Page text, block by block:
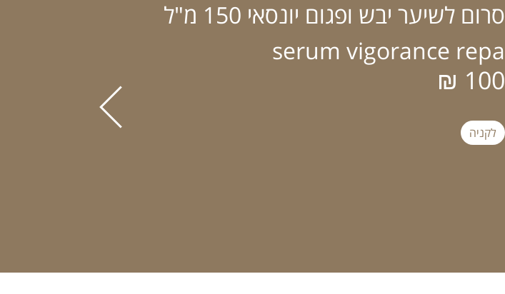
סרום לשיער יבש ופגום יונסאי 150 מ"ל
serum vigorance repa
100 ₪
לקניה